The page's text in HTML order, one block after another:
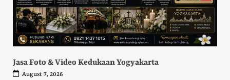
Jasa Foto & Video Kedukaan Yogyakarta
August 7, 2026